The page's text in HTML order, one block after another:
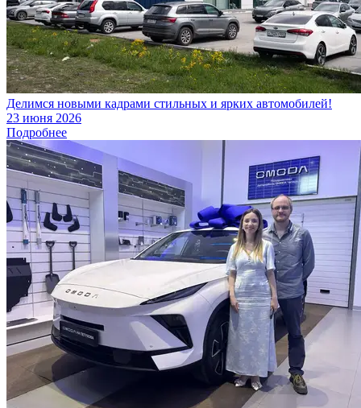
Делимся новыми кадрами стильных и ярких автомобилей!
23 июня 2026
Подробнее